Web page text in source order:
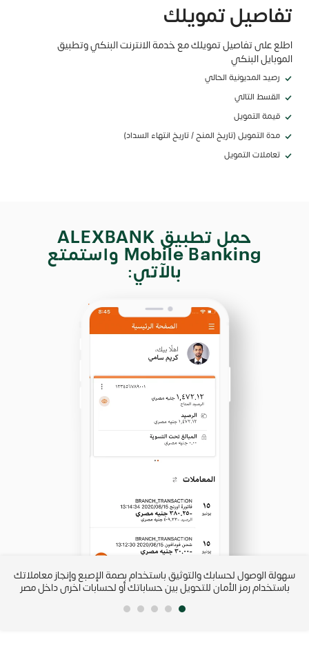
تفاصيل تمويلك
اطلع على تفاصيل تمويلك مع خدمة الانترنت البنكي وتطبيق
الموبايل البنكي
رصيد المديونية الحالي
القسط التالي
قيمة التمويل
مدة التمويل (تاريخ المنح / تاريخ انتهاء السداد)
تعاملات التمويل
حمل تطبيق ALEXBANK
Mobile Banking واستمتع
بالآتي:
سهولة الوصول لحسابك والتوثيق باستخدام بصمة الإصبع وإنجاز معاملاتك
باستخدام رمز الأمان للتحويل بين حساباتك أو لحسابات اخرى داخل مصر